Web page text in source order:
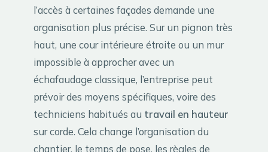
l’accès à certaines façades demande une
organisation plus précise. Sur un pignon très
haut, une cour intérieure étroite ou un mur
impossible à approcher avec un
échafaudage classique, l’entreprise peut
prévoir des moyens spécifiques, voire des
techniciens habitués au travail en hauteur
sur corde. Cela change l’organisation du
chantier, le temps de pose, les règles de